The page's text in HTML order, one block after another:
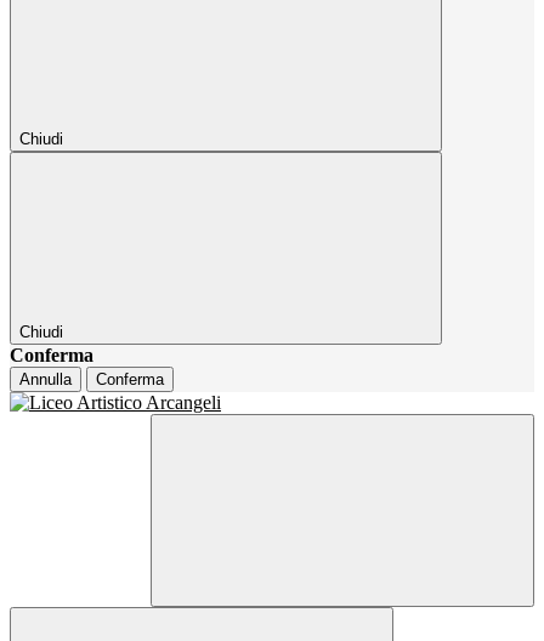
Chiudi
Chiudi
Conferma
Annulla Conferma